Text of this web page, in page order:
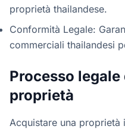
proprietà thailandese.
Conformità Legale:
commerciali thailandesi
Processo
proprietà
Acquistare una proprietà